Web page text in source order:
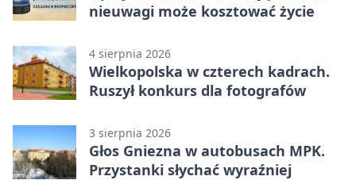
nieuwagi może kosztować życie
4 sierpnia 2026
Wielkopolska w czterech kadrach.
Ruszył konkurs dla fotografów
3 sierpnia 2026
Głos Gniezna w autobusach MPK.
Przystanki słychać wyraźniej